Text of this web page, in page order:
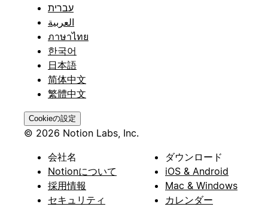
עברית
العربية
ภาษาไทย
한국어
日本語
简体中文
繁體中文
Cookieの設定
© 2026 Notion Labs, Inc.
会社名
Notionについて
採用情報
セキュリティ
ダウンロード
iOS & Android
Mac & Windows
カレンダー